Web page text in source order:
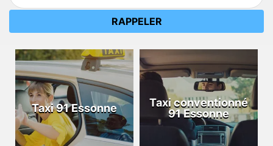
Taxi 91 Essonne
Taxi conventionné
91 Essonne